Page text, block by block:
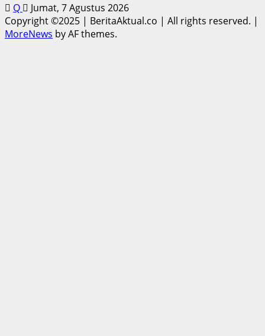
Q
Jumat, 7 Agustus 2026
Copyright ©2025 | BeritaAktual.co | All rights reserved. |
MoreNews by AF themes.